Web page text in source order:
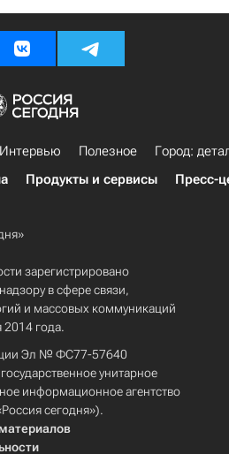
Интервью Полезное
Город:
Продукты и сервисы Пресс-
зарегистрировано
в сфере связи,
и массовых коммуникаций
года.
Эл № ФС77-57640
унитарное
информационное агентство
сегодня»).